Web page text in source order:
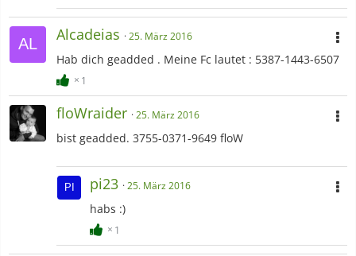
Alcadeias 25. März 2016
Hab dich geadded . Meine Fc lautet : 5387-1443-6507
1
floWraider 25. März 2016
bist geadded. 3755-0371-9649 floW
pi23 25. März 2016
habs :)
1